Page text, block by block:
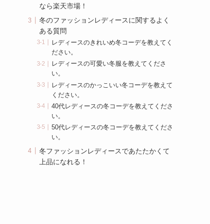
なら楽天市場！
冬のファッションレディースに関するよく
ある質問
レディースのきれいめ冬コーデを教えてく
ださい。
レディースの可愛い冬服を教えてくださ
い。
レディースのかっこいい冬コーデを教えて
ください。
40代レディースの冬コーデを教えてくださ
い。
50代レディースの冬コーデを教えてくださ
い。
冬ファッションレディースであたたかくて
上品になれる！